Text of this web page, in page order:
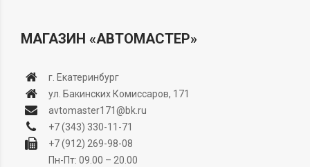
МАГАЗИН «АВТОМАСТЕР»
г. Екатеринбург
ул. Бакинских Комиссаров, 171
avtomaster171@bk.ru
+7 (343) 330-11-71
+7 (912) 269-98-08
Пн-Пт: 09.00 – 20.00